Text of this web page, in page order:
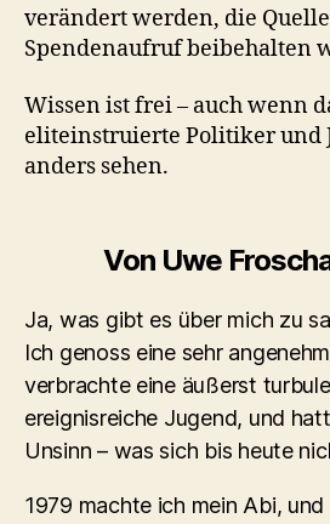
verändert werden, die
Spendenaufruf beibehalten
Wissen ist frei – auch wenn
eliteinstruierte Politiker und
anders sehen.
Von Uwe
Ja, was gibt es über mich zu
Ich genoss eine sehr
verbrachte eine äußerst
ereignisreiche Jugend, und
Unsinn – was sich bis heute
1979 machte ich mein Abi,